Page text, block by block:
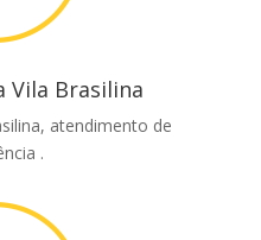
Vila Brasilina
atendimento de
.